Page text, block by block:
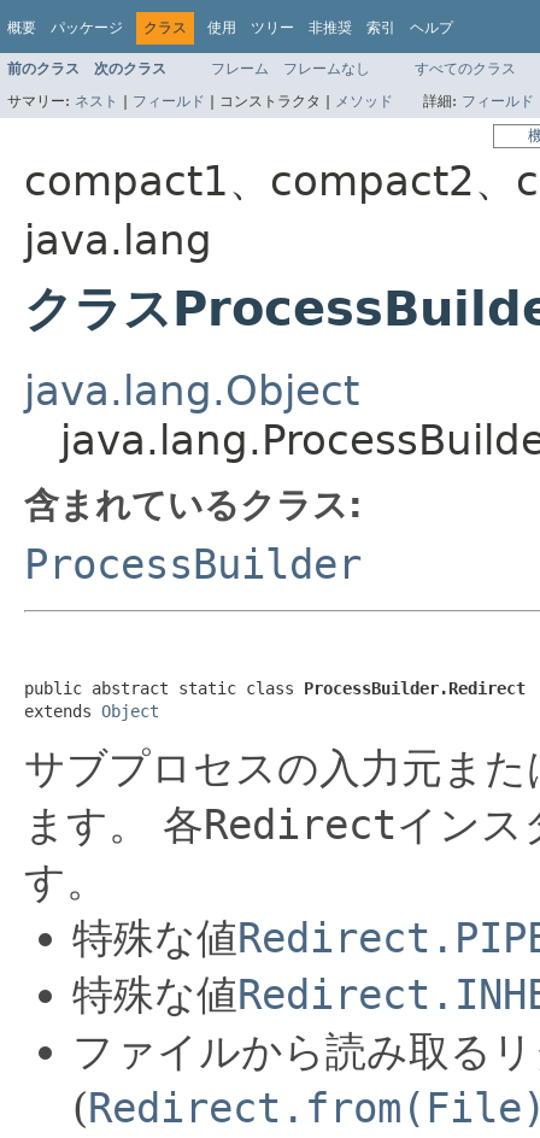
概要 パッケージ クラス 使用 ツリー 非推奨 索引 ヘルプ
前のクラス 次のクラス フレーム フレームなし
すべてのクラス
サマリー: ネスト | フィールド | コンストラクタ | メソッド 詳細: フィールド
compact1、compact2、
java.lang
クラス
java.lang.Object
含まれているクラス:
ProcessBuilder
public abstract static class ProcessBuilder.Redirect
extends Object
サブプロセスの入力元ま
ます。
各Redirectインス
す。
特殊な値
特殊な値
ファイルから読み取る
(